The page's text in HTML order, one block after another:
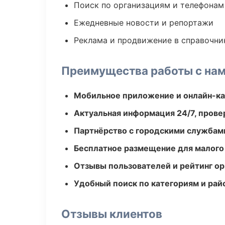
Поиск по организациям и телефонам
Ежедневные новости и репортажи
Реклама и продвижение в
Преимущества работы с
Мобильное приложение и онлайн-
Актуальная информация 24/7,
Партнёрство с городскими
Бесплатное размещение для малого
Отзывы пользователей и рейтинг
Удобный поиск по категориям и
Отзывы клиентов